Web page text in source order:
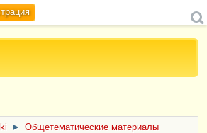
►
Общетематические материалы